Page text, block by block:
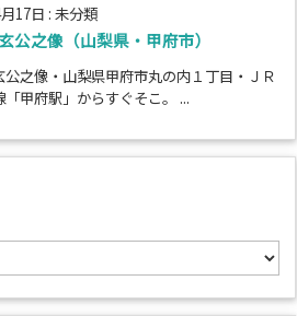
17日 : 未分類
公之像（山梨県・甲府市）
公之像・山梨県甲府市丸の内１丁目・ＪＲ
「甲府駅」からすぐそこ。 ...